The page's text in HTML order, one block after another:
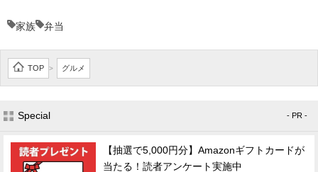
家族 弁当
TOP > グルメ
Special - PR -
【抽選で5,000円分】Amazonギフトカードが
当たる！読者アンケート実施中